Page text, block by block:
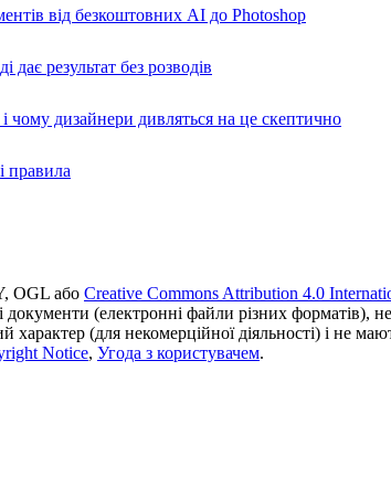
від безкоштовних AI до Photoshop
результат без розводів
чому дизайнери дивляться на це скептично
правила
OGL або Creative Commons Attribution 4.0
документи (електронні файли різних
(для некомерційної діяльності) і не
Notice, Угода з користувачем.